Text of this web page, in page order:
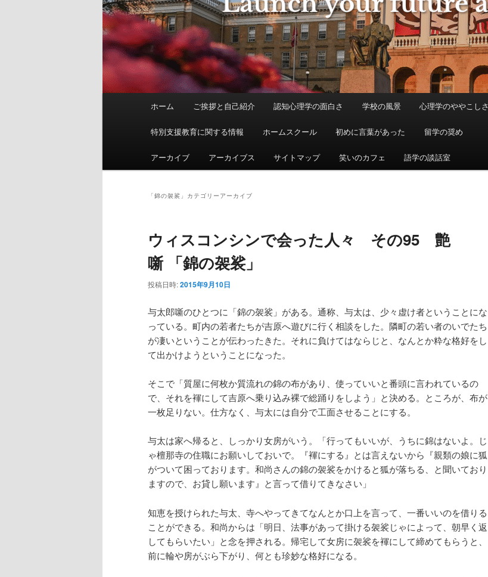
ュ
ホーム ご挨拶と自己紹介 認知心理学の面白さ 学校の風景 心理学のややこしさ
特別支援教育に関する情報 ホームスクール 初めに言葉があった 留学の奨め
アーカイブ アーカイブス サイトマップ 笑いのカフェ 語学の談話室
「錦の袈裟 」カテゴリーアーカイブ
ウィスコンシンで会った人々 その95 艶
噺 「錦の袈裟」
投稿日時:2015年9月10日
与太郎噺のひとつに「錦の袈裟」がある。通称、与太は、少々虚け者ということにな
っている。町内の若者たちが吉原へ遊びに行く相談をした。隣町の若い者のいでたち
が凄いということが伝わったきた。それに負けてはならじと、なんとか粋な格好をし
て出かけようということになった。
そこで「質屋に何枚か質流れの錦の布があり、使っていいと番頭に言われているの
で、それを褌にして吉原へ乗り込み裸で総踊りをしよう」と決める。ところが、布が
一枚足りない。仕方なく、与太には自分で工面させることにする。
与太は家へ帰ると、しっかり女房がいう。「行ってもいいが、うちに錦はないよ。じ
ゃ檀那寺の住職にお願いしておいで。『褌にする』とは言えないから『親類の娘に狐
がついて困っております。和尚さんの錦の袈裟をかけると狐が落ちる、と聞いており
ますので、お貸し願います』と言って借りてきなさい」
知恵を授けられた与太、寺へやってきてなんとか口上を言って、一番いいのを借りる
ことができる。和尚からは「明日、法事があって掛ける袈裟じゃによって、朝早く返
してもらいたい」と念を押される。帰宅して女房に袈裟を褌にして締めてもらうと、
前に輪や房がぶら下がり、何とも珍妙な格好になる。